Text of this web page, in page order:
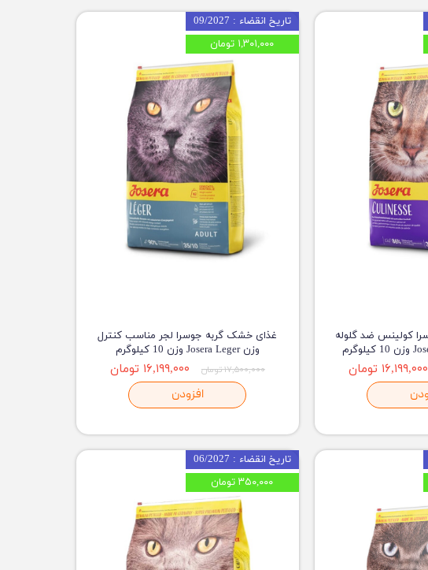
کولینس ضد گلوله
۱۶,۱۹۹,۰۰۰ تومان
غذای خشک گربه جوسرا لجر مناسب کنترل
وزن Josera Leger وزن 10 کیلوگرم
۱۷,۵۰۰,۰۰۰ تومان ۱۶,۱۹۹,۰۰۰ تومان
افزودن
تاریخ انقضاء : 09/2027
۱,۳۰۱,۰۰۰ تومان
تاریخ انقضاء : 06/2027
۳۵۰,۰۰۰ تومان